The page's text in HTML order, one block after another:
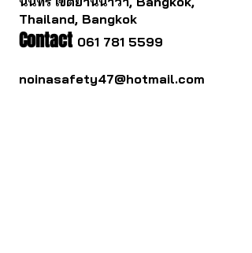
Thailand, Bangkok
Contact 061 781 5599
noinasafety47@hotmail.com